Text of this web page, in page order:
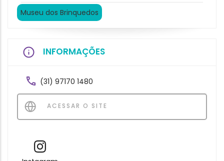
Museu dos Brinquedos
INFORMAÇÕES
(31) 97170 1480
ACESSAR O SITE